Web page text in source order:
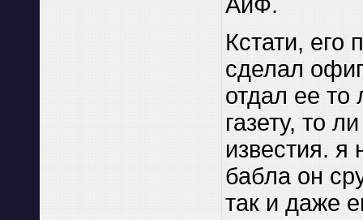
Кстати, его
сделал
отдал ее
газету, то
известия.
бабла он
так и даже